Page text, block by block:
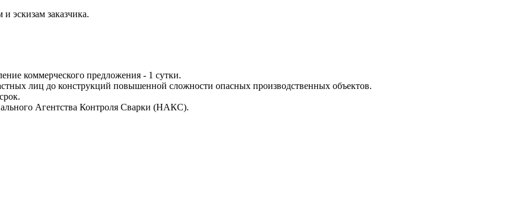
эскизам заказчика.
коммерческого предложения - 1 сутки.
лиц до конструкций повышенной сложности опасных производственных объектов.
Агентства Контроля Сварки (НАКС).